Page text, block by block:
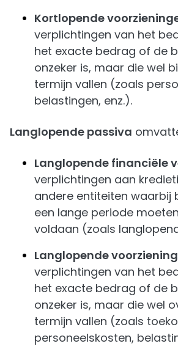
Kortlopende
verplichtingen van het
het exacte bedrag of de
onzeker is, maar die wel
termijn vallen (zoals
belastingen, enz.).
Langlopende passiva
Langlopende financiële
verplichtingen aan
andere entiteiten waarbij
een lange periode
voldaan (zoals
Langlopende
verplichtingen van het
het exacte bedrag of de
onzeker is, maar die wel
termijn vallen (zoals
personeelskosten,